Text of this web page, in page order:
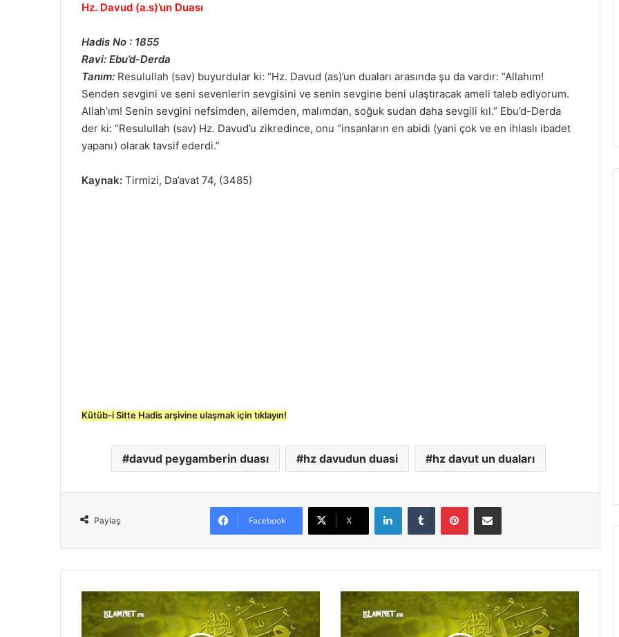
Hz. Davud (a.s)’un Duası
Hadis No : 1855
Ravi: Ebu’d-Derda
Tanım: Resulullah (sav) buyurdular ki: “Hz. Davud (as)’un duaları arasında şu da vardır: “Allahım!
Senden sevgini ve seni sevenlerin sevgisini ve senin sevgine beni ulaştıracak ameli taleb ediyorum.
Allah’ım! Senin sevgini nefsimden, ailemden, malımdan, soğuk sudan daha sevgili kıl.” Ebu’d-Derda
der ki: “Resulullah (sav) Hz. Davud’u zikredince, onu “insanların en abidi (yani çok ve en ihlaslı ibadet
yapanı) olarak tavsif ederdi.”
Kaynak: Tirmizi, Da’avat 74, (3485)
Kütüb-i Sitte Hadis arşivine ulaşmak için tıklayın!
davud peygamberin duası hz davudun duasi hz davut un duaları
Paylaş Facebook X
LinkedIn Tumblr Pinterest E-Posta ile paylaş
z
H